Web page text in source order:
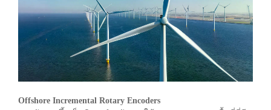
Offshore Incremental Rotary Encoders